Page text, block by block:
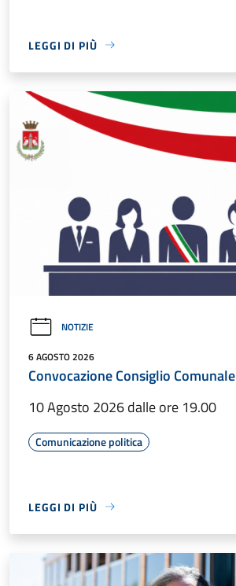
LEGGI DI PIÙ
NOTIZIE
6 AGOSTO 2026
Convocazione Consiglio Comunale
10 Agosto 2026 dalle ore 19.00
Comunicazione politica
LEGGI DI PIÙ